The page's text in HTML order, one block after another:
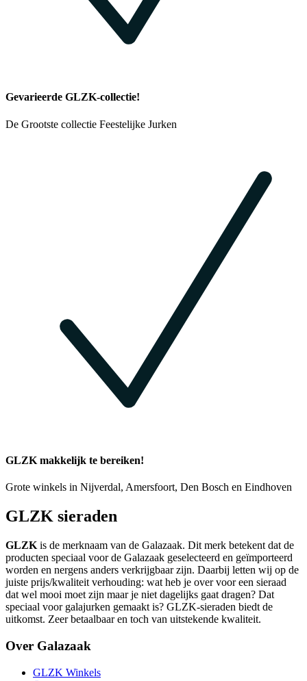
Gevarieerde GLZK-collectie!
De Grootste collectie Feestelijke Jurken
GLZK makkelijk te bereiken!
Grote winkels in Nijverdal, Amersfoort, Den Bosch en Eindhoven
GLZK sieraden
GLZK is de merknaam van de Galazaak. Dit merk betekent dat de
producten speciaal voor de Galazaak geselecteerd en geïmporteerd
worden en nergens anders verkrijgbaar zijn. Daarbij letten wij op de
juiste prijs/kwaliteit verhouding: wat heb je over voor een sieraad
dat wel mooi moet zijn maar je niet dagelijks gaat dragen? Dat
speciaal voor galajurken gemaakt is? GLZK-sieraden biedt de
uitkomst. Zeer betaalbaar en toch van uitstekende kwaliteit.
Over Galazaak
GLZK Winkels